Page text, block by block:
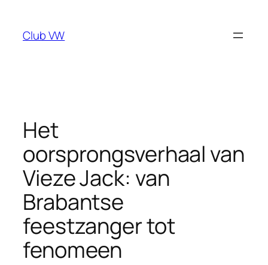
Club VW
Het
oorsprongsverhaal van
Vieze Jack: van
Brabantse
feestzanger tot
fenomeen